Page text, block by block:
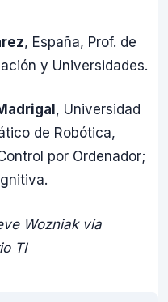
, España, Prof. de
y Universidades.
, Universidad
de Robótica,
por Ordenador;
Wozniak vía
TI